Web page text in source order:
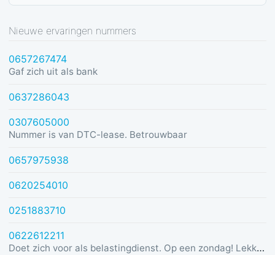
Nieuwe ervaringen nummers
0657267474
Gaf zich uit als bank
0637286043
0307605000
Nummer is van DTC-lease. Betrouwbaar
0657975938
0620254010
0251883710
0622612211
Doet zich voor als belastingdienst. Op een zondag! Lekker dom